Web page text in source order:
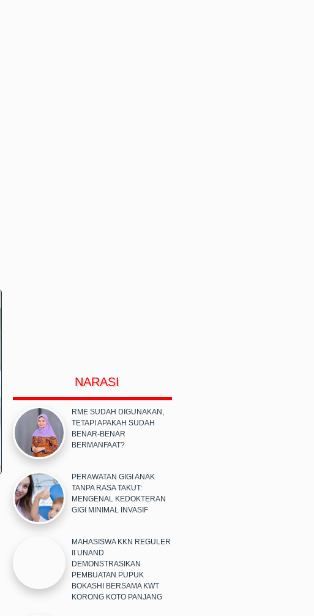
NARASI
RME SUDAH DIGUNAKAN,
TETAPI APAKAH SUDAH
BENAR-BENAR
BERMANFAAT?
PERAWATAN GIGI ANAK
TANPA RASA TAKUT:
MENGENAL KEDOKTERAN
GIGI MINIMAL INVASIF
MAHASISWA KKN REGULER
II UNAND
DEMONSTRASIKAN
PEMBUATAN PUPUK
BOKASHI BERSAMA KWT
KORONG KOTO PANJANG